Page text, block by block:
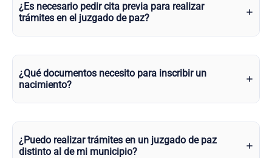
¿Es necesario pedir cita previa para realizar
trámites en el juzgado de paz?
¿Qué documentos necesito para inscribir un
nacimiento?
¿Puedo realizar trámites en un juzgado de paz
distinto al de mi municipio?